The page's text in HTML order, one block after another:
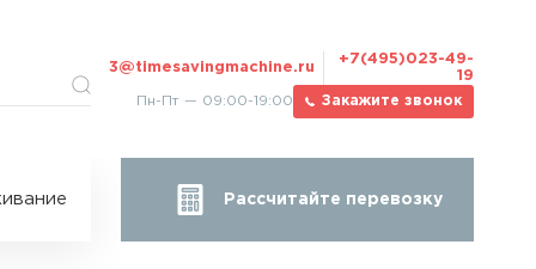
3@timesavingmachine.ru
+7(495)023-49-
19
Пн-Пт — 09:00-19:00
Закажите звонок
Рассчитайте перевозку